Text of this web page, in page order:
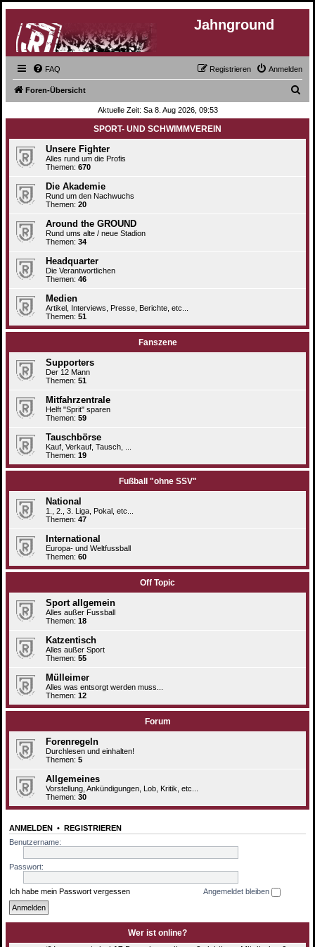
Jahnground
FAQ Anmelden
Registrieren
Foren-Übersicht
h
Aktuelle Zeit: Sa 8. Aug 2026, 09:53
SPORT- UND SCHWIMMVEREIN
Unsere Fighter
Alles rund um die Profis
Themen: 670
Die Akademie
Rund um den Nachwuchs
Themen: 20
Around the GROUND
Rund ums alte / neue Stadion
Themen: 34
Headquarter
Die Verantwortlichen
Themen: 46
Medien
Artikel, Interviews, Presse, Berichte, etc...
Themen: 51
Fanszene
Supporters
Der 12 Mann
Themen: 51
Mitfahrzentrale
Helft "Sprit" sparen
Themen: 59
Tauschbörse
Kauf, Verkauf, Tausch, ...
Themen: 19
Fußball "ohne SSV"
National
1., 2., 3. Liga, Pokal, etc...
Themen: 47
International
Europa- und Weltfussball
Themen: 60
Off Topic
Sport allgemein
Alles außer Fussball
Themen: 18
Katzentisch
Alles außer Sport
Themen: 55
Mülleimer
Alles was entsorgt werden muss...
Themen: 12
Forum
Forenregeln
Durchlesen und einhalten!
Themen: 5
Allgemeines
Vorstellung, Ankündigungen, Lob, Kritik, etc...
Themen: 30
ANMELDEN • REGISTRIEREN
Benutzername:
Passwort:
Ich habe mein Passwort vergessen Angemeldet bleiben
Wer ist online?